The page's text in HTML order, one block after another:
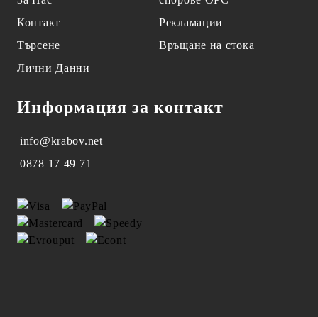
Контакт
Търсене
Лични Данни
Рекламации
Връщане на стока
Информация за контакт
info@krabov.net
0878 17 49 71